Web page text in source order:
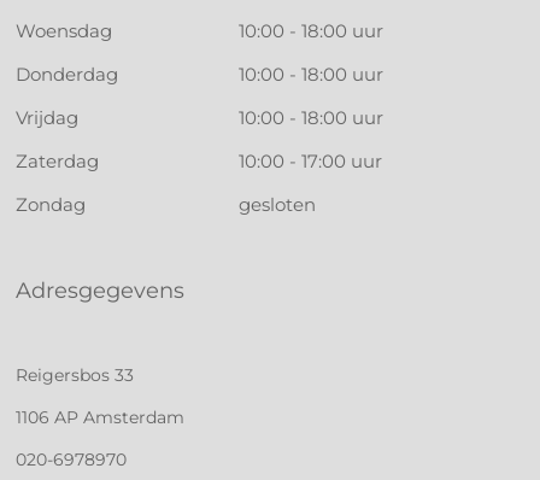
Woensdag
10:00 - 18:00 uur
Donderdag
10:00 - 18:00 uur
Vrijdag
10:00 - 18:00 uur
Zaterdag
10:00 - 17:00 uur
Zondag
gesloten
Adresgegevens
Reigersbos 33
1106 AP Amsterdam
020-6978970